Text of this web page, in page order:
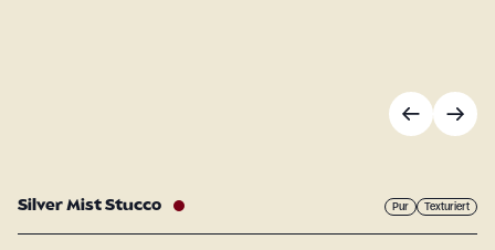
Silver Mist Stucco Pur Texturiert